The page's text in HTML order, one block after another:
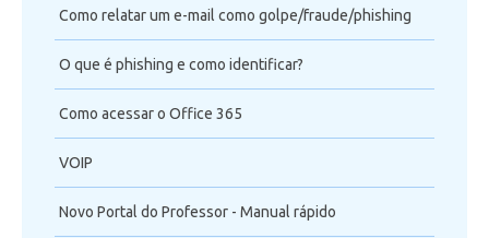
Como relatar um e-mail como golpe/fraude/phishing
O que é phishing e como identificar?
Como acessar o Office 365
VOIP
Novo Portal do Professor - Manual rápido